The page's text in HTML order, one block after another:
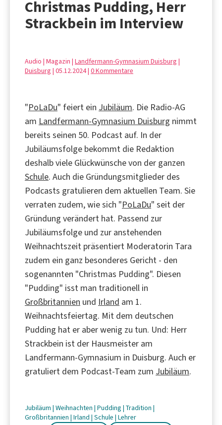
Christmas Pudding, Herr
Strackbein im Interview
Audio | Magazin | Landfermann-Gymnasium Duisburg |
Duisburg | 05.12.2024 | 0 Kommentare
"PoLaDu" feiert ein Jubiläum. Die Radio-AG
am Landfermann-Gymnasium Duisburg nimmt
bereits seinen 50. Podcast auf. In der
Jubiläumsfolge bekommt die Redaktion
deshalb viele Glückwünsche von der ganzen
Schule. Auch die Gründungsmitglieder des
Podcasts gratulieren dem aktuellen Team. Sie
verraten zudem, wie sich "PoLaDu" seit der
Gründung verändert hat. Passend zur
Jubiläumsfolge und zur anstehenden
Weihnachtszeit präsentiert Moderatorin Tara
zudem ein ganz besonderes Gericht - den
sogenannten "Christmas Pudding". Diesen
"Pudding" isst man traditionell in
Großbritannien und Irland am 1.
Weihnachtsfeiertag. Mit dem deutschen
Pudding hat er aber wenig zu tun. Und: Herr
Strackbein ist der Hausmeister am
Landfermann-Gymnasium in Duisburg. Auch er
gratuliert dem Podcast-Team zum Jubiläum.
Jubiläum | Weihnachten | Pudding | Tradition |
Großbritannien | Irland | Schule | Lehrer